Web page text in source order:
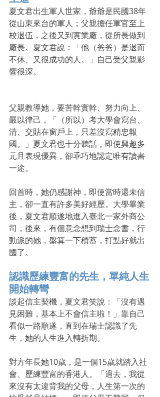
夏文君出生軍人世家，爺爺是民國38年
從山東來台的軍人；父親擔任軍官至上
校退伍，之後又到實業廠，從所長做到
廠長。夏文君說：「他（爸爸）是退而
不休、又很成功的人。」自己受父親影
響很深。
父親教導她，要苦幹實幹、努力向上、
嚴以律己，「（所以）考大學會寫台、
清、交貼在窗戶上，只差沒寫精忠報
國。」夏文君也十分聽話，即使興趣多
元且表現優異，卻乖巧地認定唯有讀書
一途。
回首時，她仍感謝神，即使當時還未信
主，卻一直有許多美好經歷。大學畢業
後，夏文君順遂地進入臺北一家外商公
司，後來，有個意念想到瑞士念書，行
動派的她，盤算一下積蓄，打點好就出
國了。
認識歷練豐富的先生，單純人生
開始轉彎
談起信主契機，夏文君笑說：「沒有遇
見困難，基本上不會信主啦！」靠自己
看似一路順遂，直到在瑞士認識了先
生，她的人生進入轉折期。
對方年長她10歲，是一個15歲就踏入社
會、歷練豐富的香港人。「過去，我從
來沒有太違背我的父母，人生第一次的